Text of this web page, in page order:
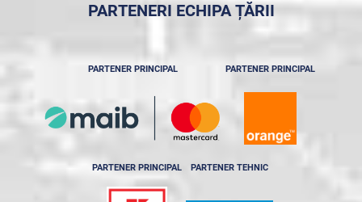
PARTENERI ECHIPA ȚĂRII
PARTENER PRINCIPAL PARTENER PRINCIPAL
PARTENER PRINCIPAL PARTENER TEHNIC